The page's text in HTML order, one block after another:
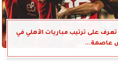
على ترتيب مباريات الأهلي في
عاصمة...